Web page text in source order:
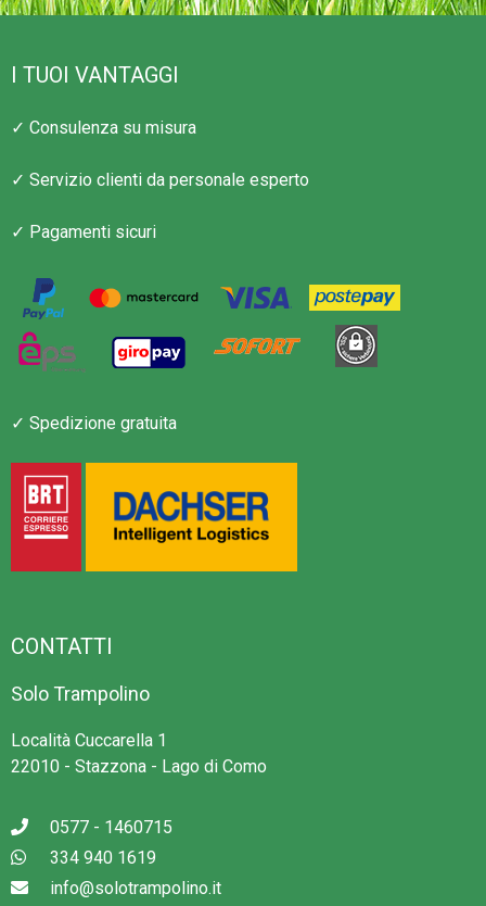
I TUOI VANTAGGI
✓ Consulenza su misura
✓ Servizio clienti da personale esperto
✓ Pagamenti sicuri
✓ Spedizione gratuita
CONTATTI
Solo Trampolino
Località Cuccarella 1
22010 - Stazzona - Lago di Como
0577 - 1460715
334 940 1619
info@solotrampolino.it